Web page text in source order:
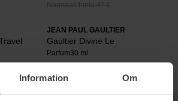
Information Om
Normaali hinta 47 €
varastosta
JEAN PAUL GAULTIER
Gaultier Divine Le
Parfum30 ml